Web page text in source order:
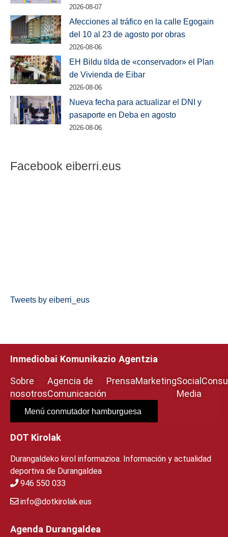
2026-08-07
Afecciones al tráfico en la calle Egogain
del 10 al 23 de agosto por obras
2026-08-06
EH Bildu tilda de «conservador» el Plan
de Vivienda de Eibar
2026-08-06
Nueva fecha para actualizar el DNI y
pasaporte en Deba en agosto
2026-08-06
Facebook eiberri.eus
Tweets by eiberri_eus
Inmediobai Komunikazio Agentzia
Sobre
nosotros
Agencia de
Comunicación
PrensaMarketingSocial
Media
Menú conmutador hamburguesa
DOT Kirolak
Durangaldeko kirol informazioa. Información y actualidad
deportiva de Durangaldea
946 550 033
info@dotkirolak.eus
Agenda Durangaldea